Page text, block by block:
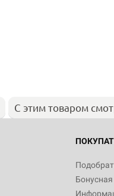
С этим товаром